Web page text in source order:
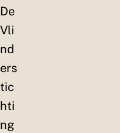
De
Vli
nd
ers
tic
hti
ng